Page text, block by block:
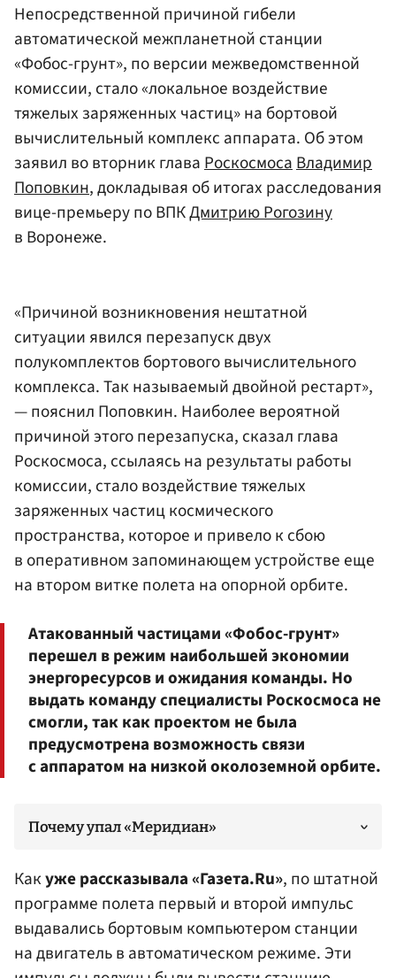
Непосредственной причиной гибели
автоматической межпланетной станции
«Фобос-грунт», по версии межведомственной
комиссии, стало «локальное воздействие
тяжелых заряженных частиц» на бортовой
вычислительный комплекс аппарата. Об этом
заявил во вторник глава Роскосмоса Владимир
Поповкин, докладывая об итогах расследования
вице-премьеру по ВПКДмитрию Рогозину
в Воронеже.
«Причиной возникновения нештатной
ситуации явился перезапуск двух
полукомплектов бортового вычислительного
комплекса. Так называемый двойной рестарт»,
— пояснил Поповкин. Наиболее вероятной
причиной этого перезапуска, сказал глава
Роскосмоса, ссылаясь на результаты работы
комиссии, стало воздействие тяжелых
заряженных частиц космического
пространства, которое и привело к сбою
в оперативном запоминающем устройстве еще
на втором витке полета на опорной орбите.
Атакованный частицами «Фобос-грунт»
перешел в режим наибольшей экономии
энергоресурсов и ожидания команды. Но
выдать команду специалисты Роскосмоса не
смогли, так как проектом не была
предусмотрена возможность связи
с аппаратом на низкой околоземной орбите.
Почему упал «Меридиан»
Какуже рассказывала «Газета.Ru», по штатной
программе полета первый и второй импульс
выдавались бортовым компьютером станции
на двигатель в автоматическом режиме. Эти